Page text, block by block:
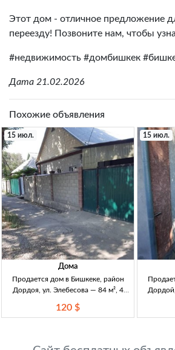
Этот дом - отличное предложение
переезду! Позвоните нам, чтобы
#недвижимость #домбишкек
Дата 21.02.2026
Похожие объявления
15 июл.
Дома
Продается дом в Бишкеке, район
Дордоя, ул. Элебесова — 84 м², 4
м², 4 комн., кирпич (жженный).
120 $
15 июл.
Дом